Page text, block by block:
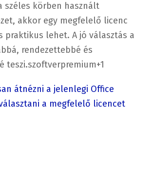
széles körben használt
akkor egy megfelelő licenc
praktikus lehet. A jó választás a
rendezettebbé és
teszi.szoftverpremium+1
átnézni a jelenlegi Office
a megfelelő licencet